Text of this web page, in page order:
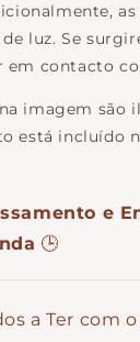
luz. Se
em contacto
imagem são
está incluído
e
🕒
a Ter com